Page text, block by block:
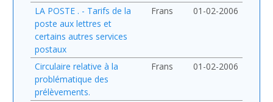
LA POSTE . - Tarifs de la
poste aux lettres et
certains autres services
postaux
Frans 01-02-2006
Circulaire relative à la
problématique des
prélèvements.
Frans 01-02-2006